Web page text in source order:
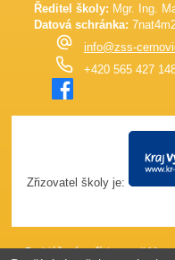
Ředitel školy: Mgr. Ing.
Datová schránka:
info@zss-
+420 565 427
Zřizovatel školy je:
Prohlášení o přístupnosti